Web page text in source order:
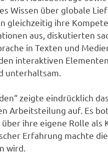
Wissen über globale
ihre
aus, diskutierten
in Texten und
interaktiven
unterhaltsam.
zeigte eindrücklich
auf. Es
ihre eigene Rolle als
Erfahrung machte
wird.